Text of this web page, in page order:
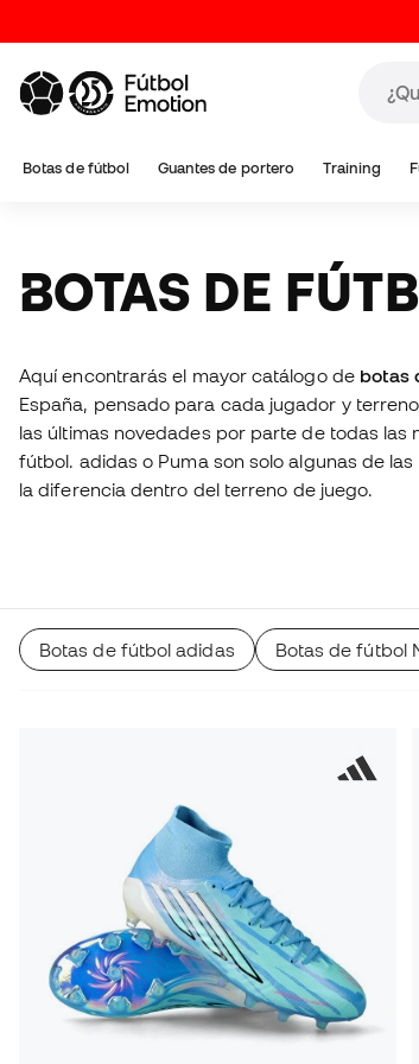
Botas de fútbol Guantes de portero Training
BOTAS DE
Aquí encontrarás el mayor catálogo de botas
España, pensado para cada jugador y
las últimas novedades por parte de todas
fútbol. adidas o Puma son solo algunas de
la diferencia dentro del terreno de juego.
Botas de fútbol adidas Botas de fútbol